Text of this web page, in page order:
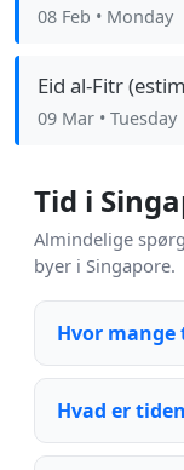
08 Feb • Monday
Eid al-Fitr
09 Mar • Tuesday
Tid i
Almindelige
byer i Singapore.
Hvor mange
Hvad er